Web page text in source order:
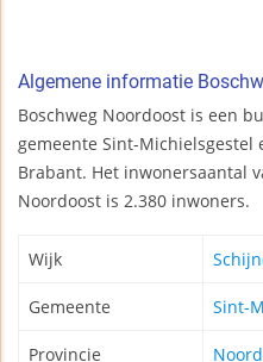
Algemene informatie
Boschweg Noordoost is een
gemeente Sint-
Brabant. Het inwonersaantal
Noordoost is 2.380 inwoners.
Wijk
Gemeente Sint-
Provincie